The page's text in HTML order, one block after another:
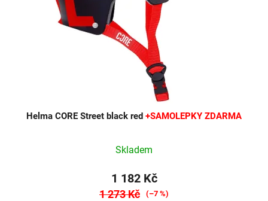
Helma CORE Street black red +SAMOLEPKY ZDARMA
Skladem
1 182 Kč
1 273 Kč (–7 %)